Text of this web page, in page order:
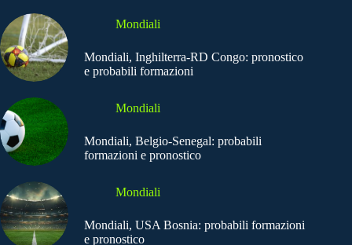
Mondiali
Mondiali, Inghilterra-RD Congo: pronostico
e probabili formazioni
Mondiali
Mondiali, Belgio-Senegal: probabili
formazioni e pronostico
Mondiali
Mondiali, USA Bosnia: probabili formazioni
e pronostico